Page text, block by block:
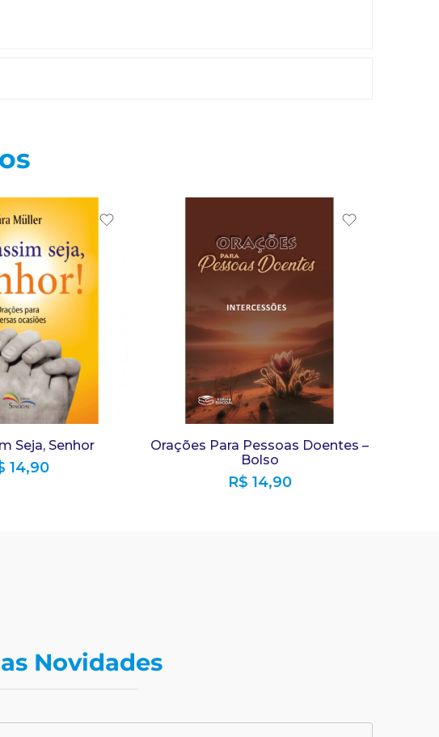
Seja, Senhor
14,90
Orações Para Pessoas Doentes –
Bolso
R$ 14,90
Novidades